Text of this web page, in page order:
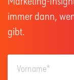
immer dann,
gibt.